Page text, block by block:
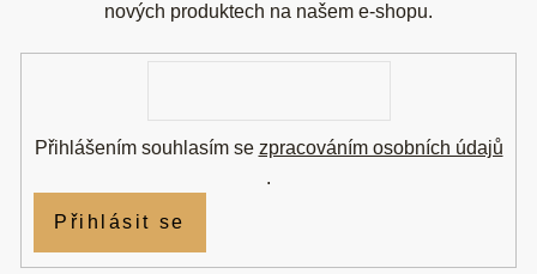
nových produktech na našem e-shopu.
Přihlášením souhlasím se zpracováním osobních údajů
.
Přihlásit se